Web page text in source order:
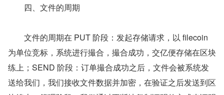
四、文件的周期
文件的周期在 PUT 阶段：发起存储请求，以 filecoin
为单位竞标，系统进行撮合，撮合成功，交亿便存储在区块
练上；SEND 阶段：订单撮合成功之后，文件会被系统发
送给我们，我们接收文件数据并加密，在验证之后发送到区